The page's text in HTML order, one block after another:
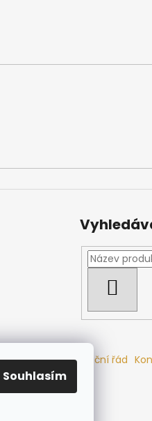
Souhlasím
smlouvy Reklamační řád